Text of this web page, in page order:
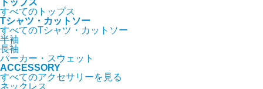
トップス
すべてのトップス
Tシャツ・カットソー
すべてのTシャツ・カットソー
半袖
長袖
パーカー・スウェット
ACCESSORY
すべてのアクセサリーを見る
ネックレス